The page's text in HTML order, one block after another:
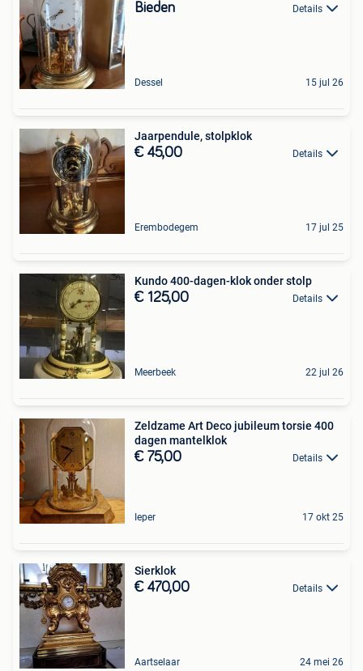
Bieden Details
Dessel 15 jul 26
Jaarpendule, stolpklok
€ 45,00 Details
Erembodegem 17 jul 25
Kundo 400-dagen-klok onder stolp
€ 125,00 Details
Meerbeek 22 jul 26
Zeldzame Art Deco jubileum torsie 400
dagen mantelklok
€ 75,00 Details
Ieper 17 okt 25
Sierklok
€ 470,00 Details
Aartselaar 24 mei 26